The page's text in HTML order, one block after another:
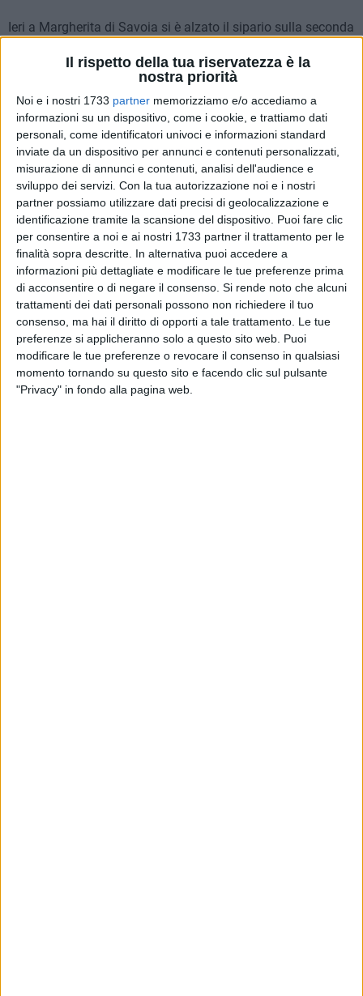
Il rispetto della tua riservatezza è la
nostra priorità
Noi e i nostri 1733 partner memorizziamo e/o accediamo a
informazioni su un dispositivo, come i cookie, e trattiamo dati
personali, come identificatori univoci e informazioni standard
inviate da un dispositivo per annunci e contenuti personalizzati,
misurazione di annunci e contenuti, analisi dell'audience e
sviluppo dei servizi. Con la tua autorizzazione noi e i nostri
partner possiamo utilizzare dati precisi di geolocalizzazione e
identificazione tramite la scansione del dispositivo. Puoi fare clic
per consentire a noi e ai nostri 1733 partner il trattamento per le
finalità sopra descritte. In alternativa puoi accedere a
informazioni più dettagliate e modificare le tue preferenze prima
di acconsentire o di negare il consenso. Si rende noto che alcuni
trattamenti dei dati personali possono non richiedere il tuo
consenso, ma hai il diritto di opporti a tale trattamento. Le tue
preferenze si applicheranno solo a questo sito web. Puoi
modificare le tue preferenze o revocare il consenso in qualsiasi
momento tornando su questo sito e facendo clic sul pulsante
"Privacy" in fondo alla pagina web.
Ieri a Margherita di Savoia si è alzato il sipario sulla seconda
sul corretto uso del digitale nei più giovani. Promossa
dall'Associazione L'Angolo del Vinile con il patrocinio del
Comune, l'iniziativa proseguirà fino al 18 giugno con
spettacoli, masterclass e incontri per l'intera comunità.
La serata d'apertura è stata affidata a Giuseppe Ninno, in
arte Mandrake, il popolarissimo comico pugliese. Prima
dello show "Imbarazziamoci" all'anfiteatro comunale
"Piazzola", Mandrake ha avuto un momento di confronto con
un nutrito gruppo di adolescenti locali. Tra battute e
riflessioni, ha condiviso esperienze personali sul rapporto
con la tecnologia, invitando i ragazzi a bilanciare creatività e
consapevolezza, sia online sia nella vita reale. A fare gli
onori di casa, l'assessore Francesca Santobuono al fianco
degli organizzatori della rassegna.
Lo show, leggero e coinvolgente, ha riproposto tutti i "cavalli
di battaglia" del comico, seguitissimo sui social.